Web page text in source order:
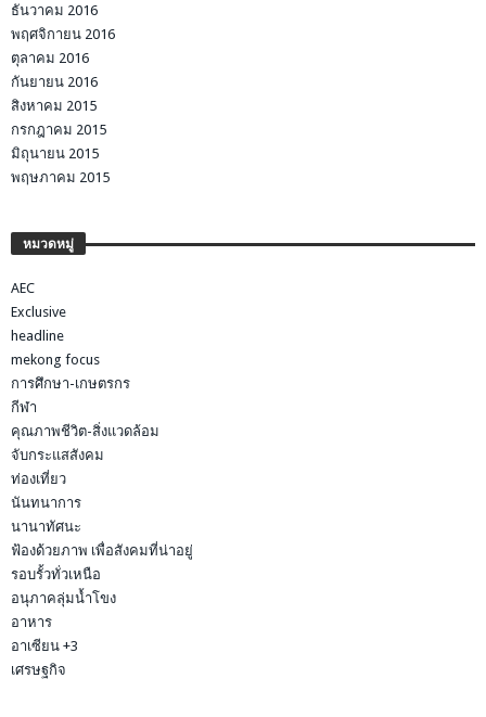
ธันวาคม 2016
พฤศจิกายน 2016
ตุลาคม 2016
กันยายน 2016
สิงหาคม 2015
กรกฎาคม 2015
มิถุนายน 2015
พฤษภาคม 2015
หมวดหมู่
AEC
Exclusive
headline
mekong focus
การศึกษา-เกษตรกร
กีฬา
คุณภาพชีวิต-สิ่งแวดล้อม
จับกระแสสังคม
ท่องเที่ยว
นันทนาการ
นานาทัศนะ
ฟ้องด้วยภาพ เพื่อสังคมที่น่าอยู่
รอบรั้วทั่วเหนือ
อนุภาคลุ่มน้ำโขง
อาหาร
อาเซียน +3
เศรษฐกิจ